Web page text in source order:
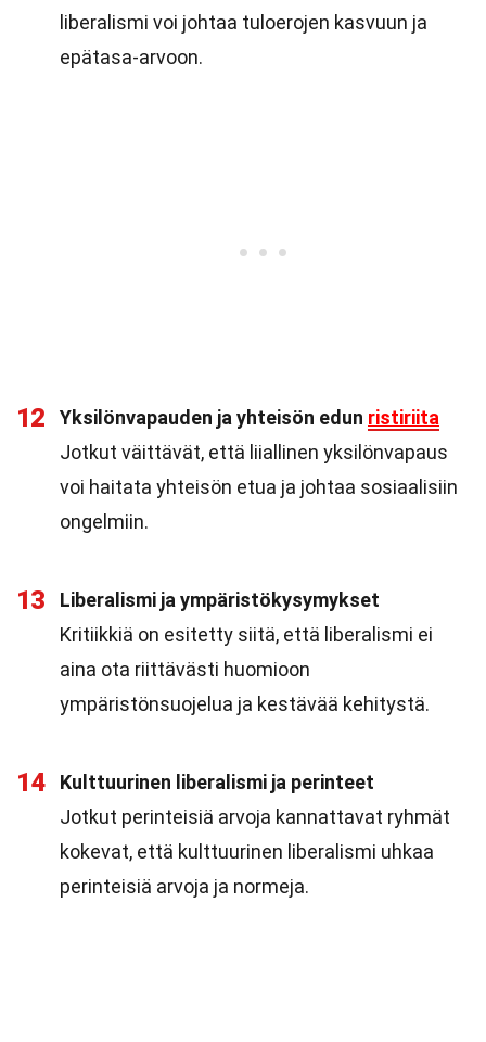
liberalismi voi johtaa tuloerojen kasvuun ja
epätasa-arvoon.
12 Yksilönvapauden ja yhteisön edun ristiriita
Jotkut väittävät, että liiallinen yksilönvapaus
voi haitata yhteisön etua ja johtaa sosiaalisiin
ongelmiin.
13
Liberalismi ja ympäristökysymykset
Kritiikkiä on esitetty siitä, että liberalismi ei
aina ota riittävästi huomioon
ympäristönsuojelua ja kestävää kehitystä.
14
Kulttuurinen liberalismi ja perinteet
Jotkut perinteisiä arvoja kannattavat ryhmät
kokevat, että kulttuurinen liberalismi uhkaa
perinteisiä arvoja ja normeja.